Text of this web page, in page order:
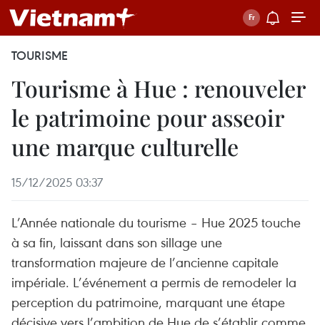
TOURISME
Tourisme à Hue : renouveler
le patrimoine pour asseoir
une marque culturelle
15/12/2025 03:37
L’Année nationale du tourisme – Hue 2025 touche
à sa fin, laissant dans son sillage une
transformation majeure de l’ancienne capitale
impériale. L’événement a permis de remodeler la
perception du patrimoine, marquant une étape